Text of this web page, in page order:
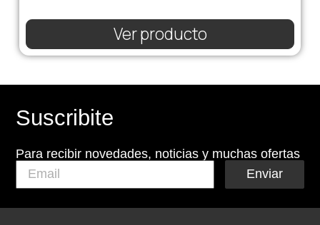
Ver producto
Suscribite
Para recibir novedades, noticias y muchas ofertas
Enviar